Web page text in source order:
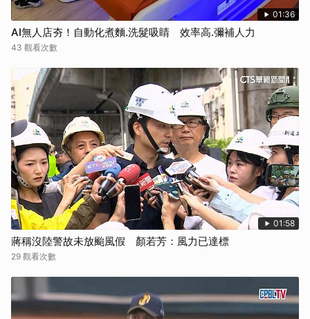
01:36
AI無人店夯！自動化煮麵.洗髮吸睛 效率高.彌補人力
43 觀看次數
01:58
蔣稱沒陸警故未放颱風假 顏若芳：風力已達標
29 觀看次數